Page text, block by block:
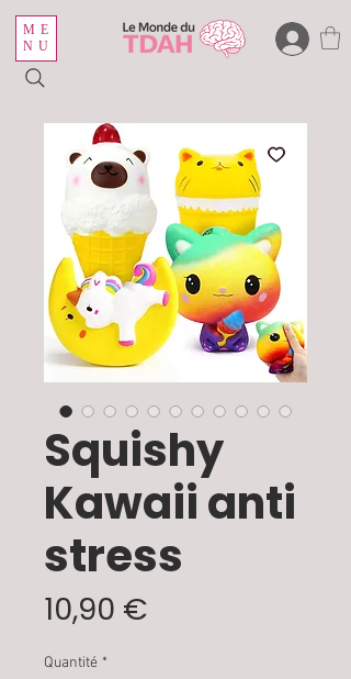
ME
NU
Squishy
Kawaii anti
stress
10,90 €
Quantité *